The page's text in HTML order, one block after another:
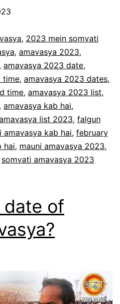
, 2023 mein somvati
, amavasya 2023,
amavasya 2023 date,
time, amavasya 2023 dates,
time, amavasya 2023 list,
, amavasya kab hai,
list 2023, falgun
amavasya kab hai, february
hai, mauni amavasya 2023,
somvati amavasya 2023
date of